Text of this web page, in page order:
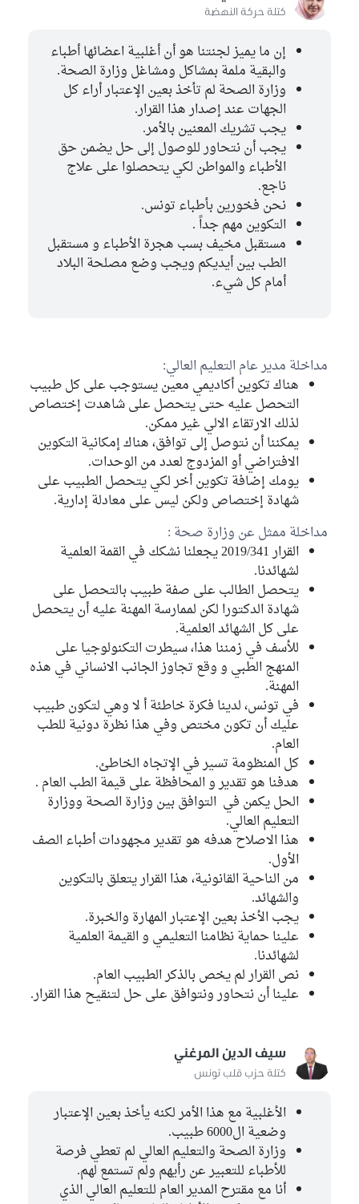
كتلة حركة النهضة
إن ما يميز لجنتنا هو أن أغلبية اعضائها أطباء
والبقية ملمة بمشاكل ومشاغل وزارة الصحة.
وزارة الصحة لم تأخذ بعين الإعتبار أراء كل
الجهات عند إصدار هذا القرار.
يجب تشريك المعنين بالأمر.
يجب أن نتحاور للوصول إلى حل يضمن حق
الأطباء والمواطن لكي يتحصلوا على علاج
ناجع.
نحن فخورين بأطباء تونس.
التكوين مهم جداً .
مستقبل مخيف بسب هجرة الأطباء و مستقبل
الطب بين أيديكم ويجب وضع مصلحة البلاد
أمام كل شيء.
مداخلة مدير عام التعليم العالي:
هناك تكوين أكاديمي معين يستوجب على كل طبيب
التحصل عليه حتى يتحصل على شاهدت إختصاص
لذلك الارتقاء الالي غير ممكن.
يمكننا أن نتوصل إلى توافق، هناك إمكانية التكوين
الافتراضي أو المزدوج لعدد من الوحدات.
يومك إضافة تكوين أخر لكي يتحصل الطبيب على
شهادة إختصاص ولكن ليس على معادلة إدارية.
مداخلة ممثل عن وزارة صحة :
القرار 2019/341 يجعلنا نشكك في القمة العلمية
لشهائدنا.
يتحصل الطالب على صفة طبيب بالتحصل على
شهادة الدكتورا لكن لممارسة المهنة عليه أن يتحصل
على كل الشهائد العلمية.
للأسف في زمننا هذا، سيطرت التكنولوجيا على
المنهج الطبي و وقع تجاوز الجانب الانساني في هذه
المهنة.
في تونس، لدينا فكرة خاطئة أ لا وهي لتكون طبيب
عليك أن تكون مختص وفي هذا نظرة دونية للطب
العام.
كل المنظومة تسير في الإتجاه الخاطئ.
هدفنا هو تقدير و المحافظة على قيمة الطب العام .
الحل يكمن في التوافق بين وزارة الصحة ووزارة
التعليم العالي.
هذا الاصلاح هدفه هو تقدير مجهودات أطباء الصف
الأول.
من الناحية القانونية، هذا القرار يتعلق بالتكوين
والشهائد.
يجب الأخذ بعين الإعتبار المهارة والخبرة.
علينا حماية نظامنا التعليمي و القيمة العلمية
لشهائدنا.
نص القرار لم يخص بالذكر الطبيب العام.
علينا أن نتحاور ونتوافق على حل لتنقيح هذا القرار.
سيف الدين المرغني
كتلة حزب قلب تونس
الأغلبية مع هذا الأمر لكنه يأخذ بعين الإعتبار
وضعية ال6000 طبيب.
وزارة الصحة والتعليم العالي لم تعطي فرصة
للأطباء للتعبير عن رأيهم ولم تستمع لهم.
أنا مع مقترح المدير العام للتعليم العالي الذي